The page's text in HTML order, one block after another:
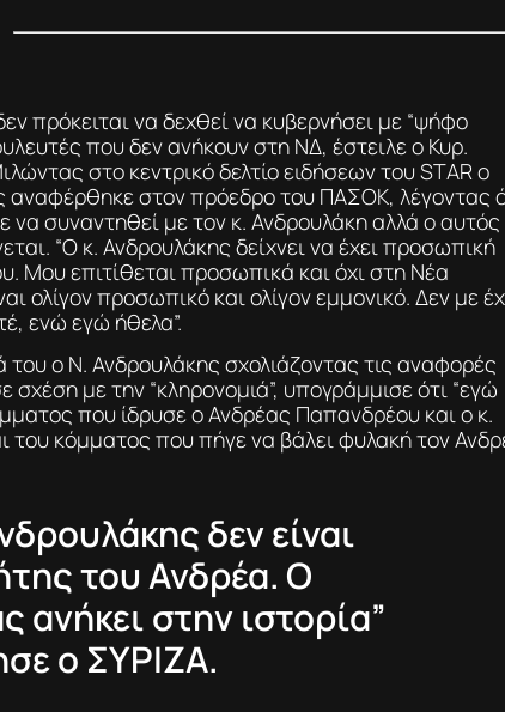
πρόκειται να δεχθεί να κυβερνήσει με “ψήφο
που δεν ανήκουν στη ΝΔ, έστειλε ο Κυρ.
στο κεντρικό δελτίο ειδήσεων του STAR ο
στον πρόεδρο του ΠΑΣΟΚ, λέγοντας
να συναντηθεί με τον κ. Ανδρουλάκη αλλά ο αυτός
“Ο κ. Ανδρουλάκης δείχνει να έχει προσωπική
Μου επιτίθεται προσωπικά και όχι στη Νέα
ολίγον προσωπικό και ολίγον εμμονικό. Δεν με
ενώ εγώ ήθελα”.
ο Ν. Ανδρουλάκης σχολιάζοντας τις αναφορές
σχέση με την “κληρονομιά”, υπογράμμισε ότι “εγώ
που ίδρυσε ο Ανδρέας Παπανδρέου και ο κ.
του κόμματος που πήγε να βάλει φυλακή τον
δεν είναι
του Ανδρέα. Ο
ανήκει στην ιστορία”
ο ΣΥΡΙΖΑ.